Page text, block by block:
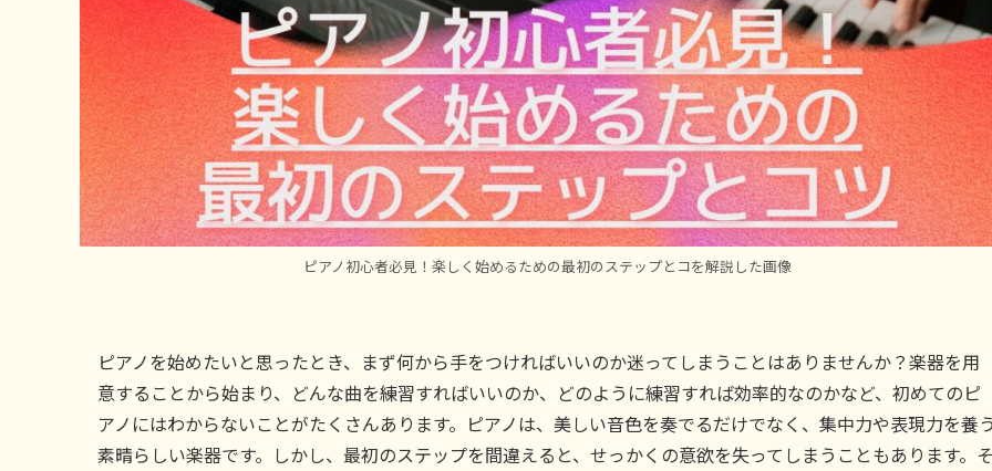
ピアノ初心者必見！楽しく始めるための最初のステップとコを解説した画像
ピアノを始めたいと思ったとき、まず何から手をつければいいのか迷ってしまうことはありませんか？楽器を用
意することから始まり、どんな曲を練習すればいいのか、どのように練習すれば効率的なのかなど、初めてのピ
アノにはわからないことがたくさんあります。ピアノは、美しい音色を奏でるだけでなく、集中力や表現力を養
素晴らしい楽器です。しかし、最初のステップを間違えると、せっかくの意欲を失ってしまうこともあります。